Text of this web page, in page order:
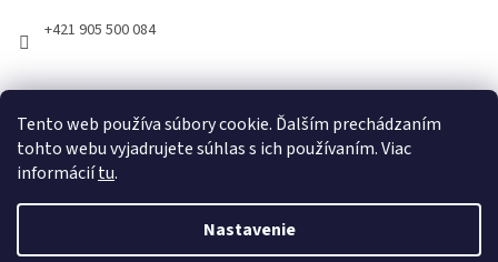
Tento web používa súbory cookie. Ďalším prechádzaním
tohto webu vyjadrujete súhlas s ich používaním. Viac
informáciítu.
Nastavenie
+421 905 500 084